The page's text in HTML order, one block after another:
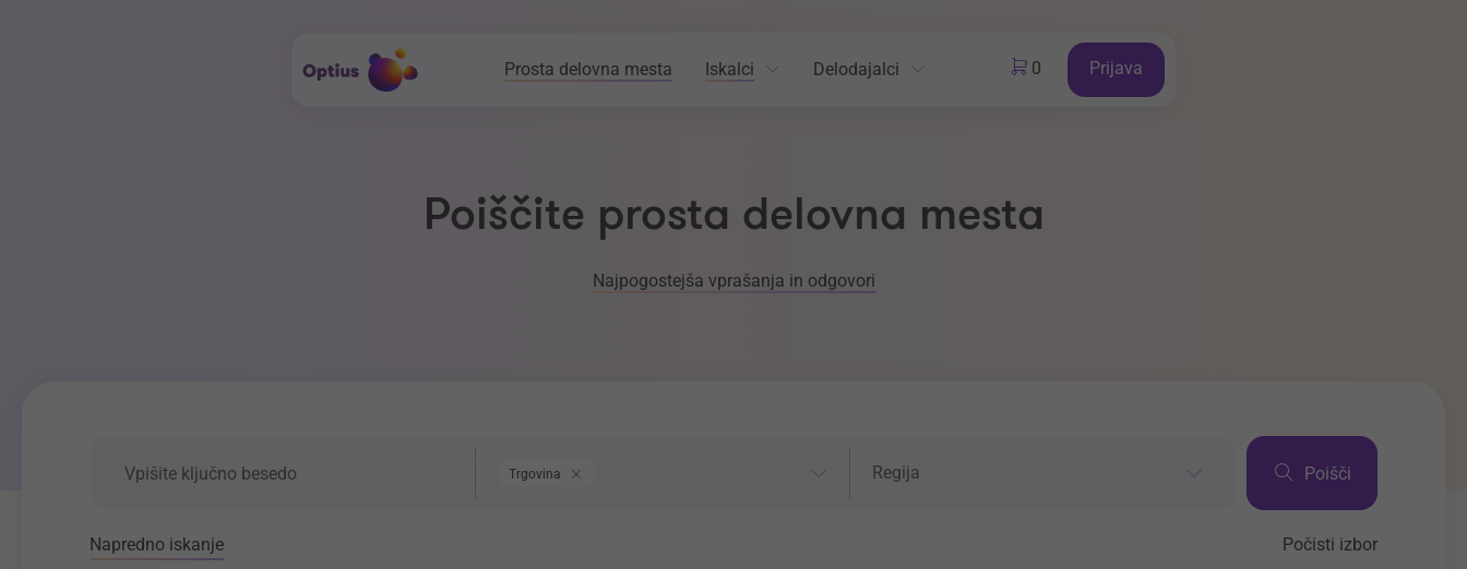
Prosta delovna mesta Iskalci Delodajalci 0 Prijava
Poiščite prosta delovna mesta
Najpogostejša vprašanja in odgovori
Trgovina Regija Poišči
Napredno iskanje Počisti izbor